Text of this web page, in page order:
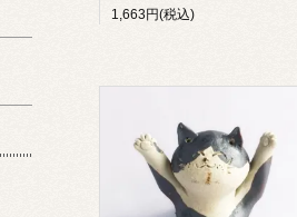
1,663円(税込)